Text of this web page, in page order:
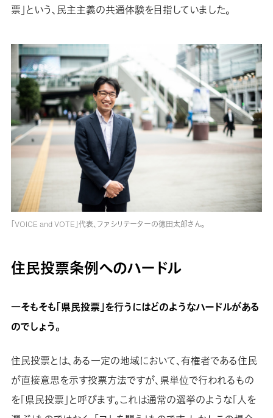
票」という、民主主義の共通体験を目指していました。
「VOICE and VOTE」代表、ファシリテーターの徳田太郎さん。
住民投票条例へのハードル
―そもそも「県民投票」を行うにはどのようなハードルがある
のでしょう。
住民投票とは、ある一定の地域において、有権者である住民
が直接意思を示す投票方法ですが、県単位で行われるもの
を「県民投票」と呼びます。これは通常の選挙のような「人を